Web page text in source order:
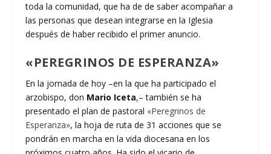
toda la comunidad, que ha de de saber acompañar a
las personas que desean integrarse en la Iglesia
después de haber recibido el primer anuncio.
«PEREGRINOS DE ESPERANZA»
En la jornada de hoy –en la que ha participado el
arzobispo, don Mario Iceta,– también se ha
presentado el plan de pastoral «Peregrinos de
Esperanza», la hoja de ruta de 31 acciones que se
pondrán en marcha en la vida diocesana en los